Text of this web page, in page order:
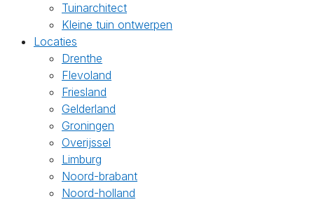
Tuinarchitect
Kleine tuin ontwerpen
Locaties
Drenthe
Flevoland
Friesland
Gelderland
Groningen
Overijssel
Limburg
Noord-brabant
Noord-holland